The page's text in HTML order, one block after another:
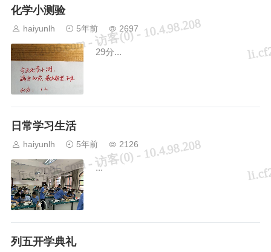
化学小测验
haiyunlh 5年前 2697
29分...
日常学习生活
haiyunlh 5年前 2126
...
列五开学典礼